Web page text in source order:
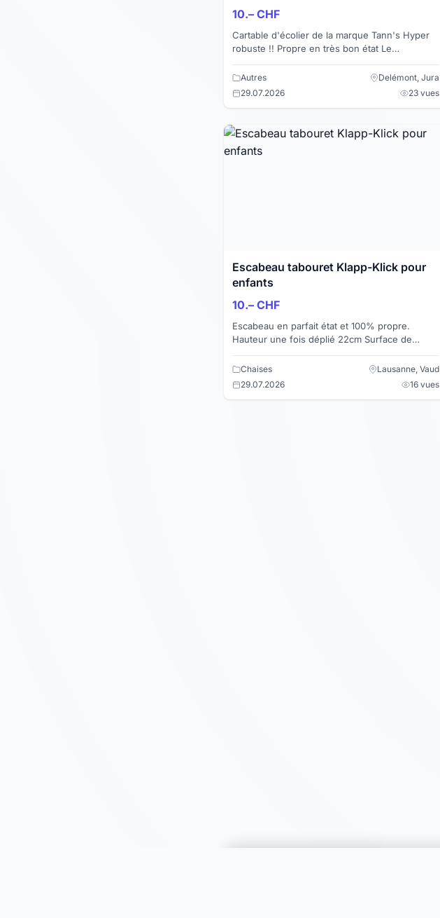
10.– CHF
Cartable d'écolier de la marque Tann's Hyper
robuste !! Propre en très bon état Le
un endroit comme...
Autres
Delémont, Jura
29.07.2026
23 vues
Escabeau tabouret Klapp-Klick pour
enfants
10.– CHF
Escabeau en parfait état et 100% propre.
Hauteur une fois déplié 22cm Surface de
Chaises
Lausanne, Vaud
29.07.2026
16 vues